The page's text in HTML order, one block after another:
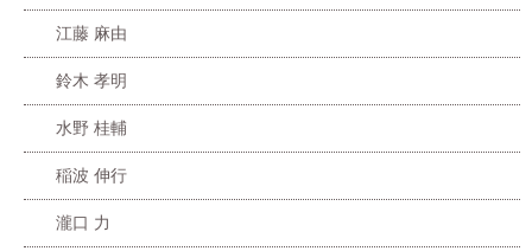
江藤 麻由
鈴木 孝明
水野 桂輔
稲波 伸行
瀧口 力